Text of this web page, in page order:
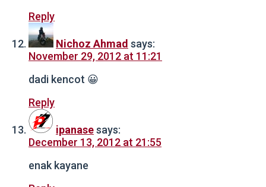
Reply
Nichoz Ahmad says:
November 29, 2012 at 11:21
dadi kencot 😀
Reply
ipanasesays:
December 13, 2012 at 21:55
enak kayane